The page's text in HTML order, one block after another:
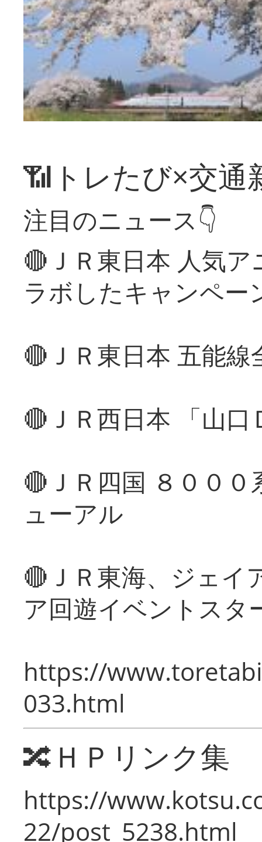
📶トレたび×交通
注目のニュース👇
🔴ＪＲ東日本 人気
ラボしたキャンペー
🔴ＪＲ東日本 五能
🔴ＪＲ西日本 「山
🔴ＪＲ四国 ８００
ューアル
🔴ＪＲ東海、ジェイ
ア回遊イベントスタ
https://
033.html
🔀ＨＰリンク集
https://
22/post_5238.html